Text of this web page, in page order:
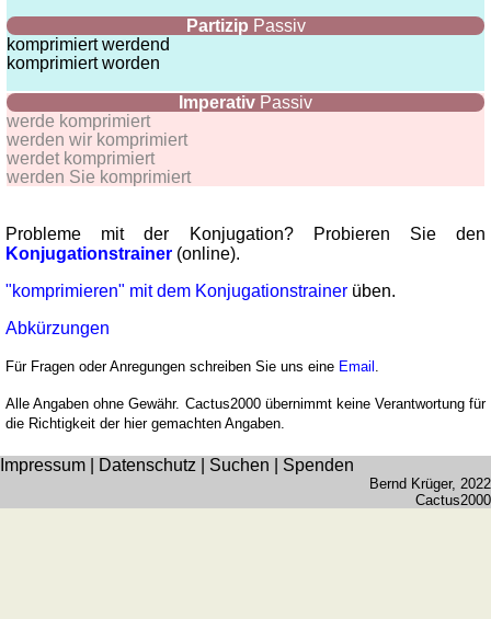
Partizip Passiv
komprimiert werdend
komprimiert worden
Imperativ Passiv
werde komprimiert
werden wir komprimiert
werdet komprimiert
werden Sie komprimiert
Probleme mit der Konjugation? Probieren Sie den
Konjugationstrainer (online).
"komprimieren" mit dem Konjugationstrainer üben.
Abkürzungen
Für Fragen oder Anregungen schreiben Sie uns eine Email .
Alle Angaben ohne Gewähr. Cactus2000 übernimmt keine Verantwortung für
die Richtigkeit der hier gemachten Angaben.
Impressum Datenschutz Suchen Spenden
Bernd Krüger, 2022
Cactus2000